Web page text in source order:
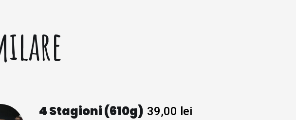
4 Stagioni (610g) 39,00 lei